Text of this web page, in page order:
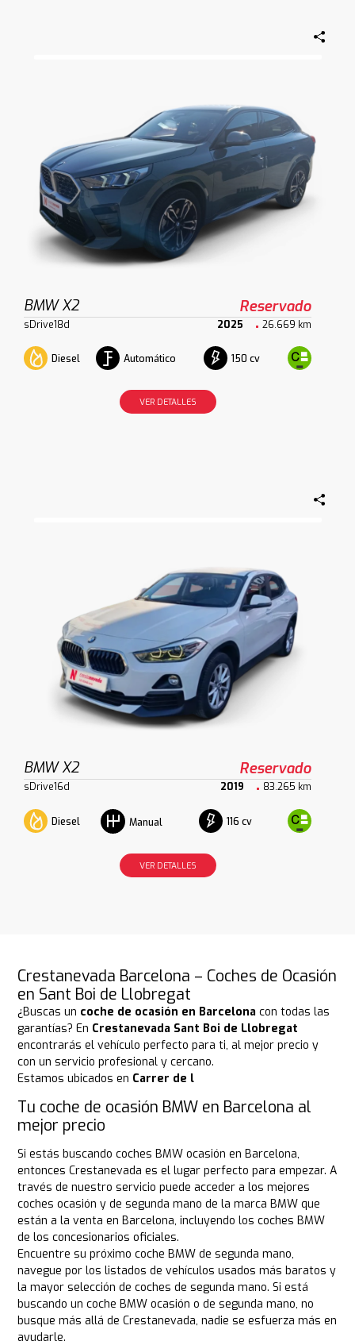
BMW X2 Reservado
sDrive18d 2025 26.669 km
Diesel Automático 150 cv
VER DETALLES
BMW X2 Reservado
sDrive16d 2019 83.265 km
Diesel Manual 116 cv
VER DETALLES
Crestanevada Barcelona – Coches de Ocasión
en Sant Boi de Llobregat
¿Buscas un coche de ocasión en Barcelona con todas las
garantías? En Crestanevada Sant Boi de Llobregat
encontrarás el vehículo perfecto para ti, al mejor precio y
con un servicio profesional y cercano.
Estamos ubicados en Carrer de l
Tu coche de ocasión BMW en Barcelona al
mejor precio
Si estás buscando coches BMW ocasión en Barcelona,
entonces Crestanevada es el lugar perfecto para empezar. A
través de nuestro servicio puede acceder a los mejores
coches ocasión y de segunda mano de la marca BMW que
están a la venta en Barcelona, incluyendo los coches BMW
de los concesionarios oficiales.
Encuentre su próximo coche BMW de segunda mano,
navegue por los listados de vehículos usados más baratos y
la mayor selección de coches de segunda mano. Si está
buscando un coche BMW ocasión o de segunda mano, no
busque más allá de Crestanevada, nadie se esfuerza más en
ayudarle.